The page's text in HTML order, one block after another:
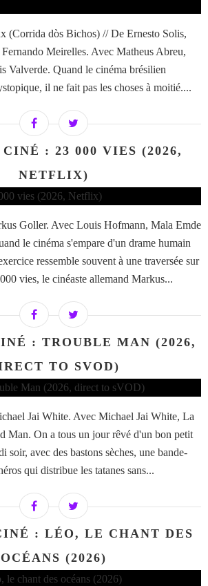
(Corrida dòs Bichos) // De Ernesto Solis,
Meirelles. Avec Matheus Abreu,
Valverde. Quand le cinéma brésilien
il ne fait pas les choses à moitié....
: 23 000 VIES (2026,
NETFLIX)
Goller. Avec Louis Hofmann, Mala Emde
le cinéma s'empare d'un drame humain
ressemble souvent à une traversée sur
vies, le cinéaste allemand Markus...
: TROUBLE MAN (2026,
TO SVOD)
Jai White. Avec Michael Jai White, La
Man. On a tous un jour rêvé d'un bon petit
soir, avec des bastons sèches, une bande-
qui distribue les tatanes sans...
: LÉO, LE CHANT DES
OCÉANS (2026)